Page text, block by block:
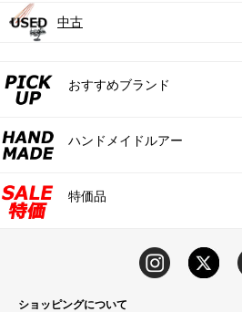
中古
おすすめブランド
ハンドメイドルアー
特価品
ショッピングについて